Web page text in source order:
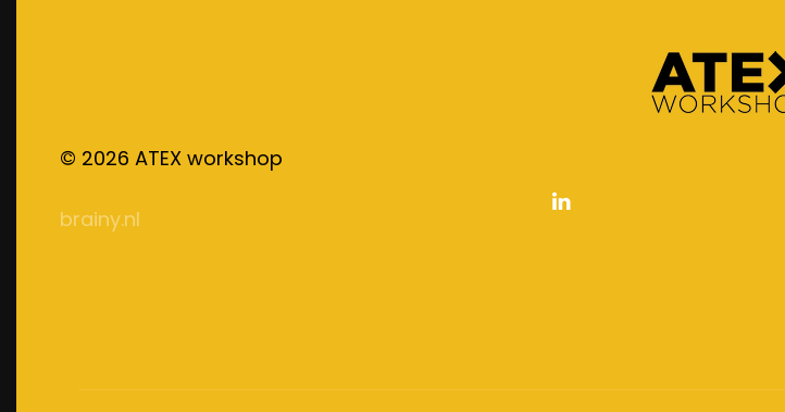
© 2026 ATEX workshop
brainy.nl